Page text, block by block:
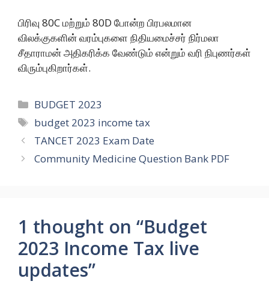
பிரிவு 80C மற்றும் 80D போன்ற பிரபலமான
விலக்குகளின் வரம்புகளை நிதியமைச்சர் நிர்மலா
சீதாராமன் அதிகரிக்க வேண்டும் என்றும் வரி நிபுணர்கள்
விரும்புகிறார்கள்.
BUDGET 2023
budget 2023 income tax
TANCET 2023 Exam Date
Community Medicine Question Bank PDF
1 thought on “Budget
2023 Income Tax live
updates”